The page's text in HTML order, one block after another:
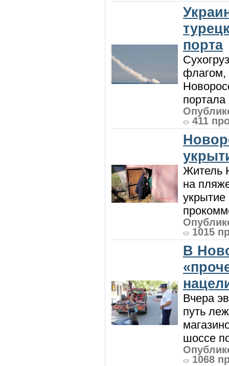
порта
флагом,
411
Житель
на
1015
В
Вчера
путь
шоссе
1068